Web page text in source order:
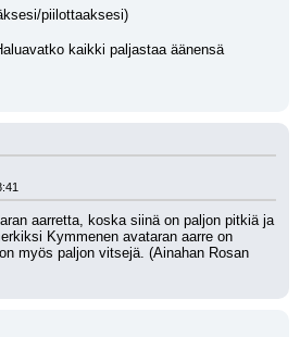
piilottaaksesi)
kaikki paljastaa äänensä
aarretta, koska siinä on paljon pitkiä ja
Kymmenen avataran aarre on
myös paljon vitsejä. (Ainahan Rosan